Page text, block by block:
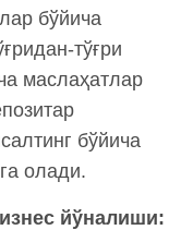
бўйича
тўғри
маслаҳатлар
бўйича
олади.
йўналиши: